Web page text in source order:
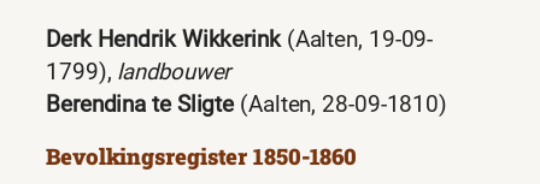
Derk Hendrik Wikkerink (Aalten, 19-09-
1799), landbouwer
Berendina te Sligte(Aalten, 28-09-1810)
Bevolkingsregister 1850-1860